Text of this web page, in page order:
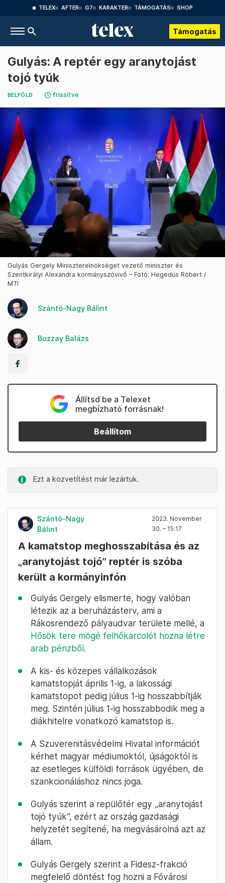
TELEX AFTER G7 KARAKTER TÁMOGATÁS SHOP
Támogatás
Gulyás: A reptér egy aranytojást
tojó tyúk
BELFÖLD frissítve
Gulyás Gergely Miniszterelnökséget vezető miniszter és
Szentkirályi Alexandra kormányszóvivő – Fotó: Hegedüs Róbert /
MTI
Szántó-Nagy Bálint
Bozzay Balázs
Állítsd be a Telexet
megbízható forrásnak!
Beállítom
Ezt a közvetítést már lezártuk.
Szántó-Nagy
Bálint
2023. November
30. – 15:17
A kamatstop meghosszabítása és az
„aranytojást tojó” reptér is szóba
került a kormányinfón
Gulyás Gergely elismerte, hogy valóban
létezik az a beruházásterv, ami a
Rákosrendező pályaudvar területe mellé, a
Hősök tere mögé felhőkarcolót hozna létre
arab pénzből.
A kis- és közepes vállalkozások
kamatstopját április 1-ig, a lakossági
kamatstopot pedig július 1-ig hosszabbítják
meg. Szintén július 1-ig hosszabbodik meg a
diákhitelre vonatkozó kamatstop is.
A Szuverenitásvédelmi Hivatal információt
kérhet magyar médiumoktól, újságoktól is
az esetleges külföldi források ügyében, de
szankcionáláshoz nincs joga.
Gulyás szerint a repülőtér egy „aranytojást
tojó tyúk”, ezért az ország gazdasági
helyzetét segítené, ha megvásárolná azt az
állam.
Gulyás Gergely szerint a Fidesz-frakció
megfelelő döntést fog hozni a Fővárosi